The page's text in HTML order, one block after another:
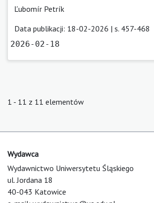
Ľubomír Petrík
Data publikacji: 18-02-2026 | s. 457-468
2026-02-18
1 - 11 z 11 elementów
Wydawca
Wydawnictwo Uniwersytetu Śląskiego
ul. Jordana 18
40-043 Katowice